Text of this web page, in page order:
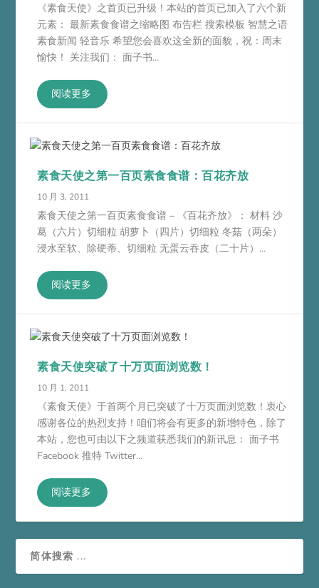
《素食天使》之首页已升级！本站的首页已加入了六个新
元素： 最新素食食谱之缩略图 布告栏 搜索模板 智慧之语
素食新闻 轻音乐 希望您会喜欢这全新的面貌，祝：周末
愉快！ 关注我们： 面子书...
阅读更多
素食天使之第一百页素食食谱：百花齐放
10 月 3, 2011
素食天使之第一百页素食食谱 – 《百花齐放》： 材料 沙
葛（六片）切细粒 胡萝卜（四片）切细粒 冬菇（两朵）
浸水至软、除硬蒂、切细粒 无蛋云吞皮（二十片）...
阅读更多
素食天使突破了十万页面浏览数！
10 月 1, 2011
《素食天使》于首两个月已突破了十万页面浏览数！衷心
感谢各位的热烈支持！咱们将会有更多的新增特色，除了
本站，您也可由以下之频道获悉我们的新讯息： 面子书
Facebook 推特 Twitter...
阅读更多